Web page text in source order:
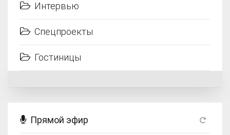
Интервью
Спецпроекты
Гостиницы
Прямой эфир